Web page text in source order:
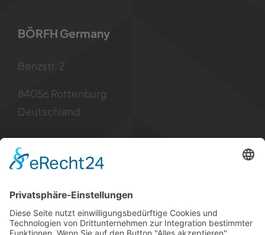
BÖRFH Germany
Benzstr. 2
84056 Rottenburg
Deutschland
Kontakt
Mail: info [at] borfh.de
Rechtliches